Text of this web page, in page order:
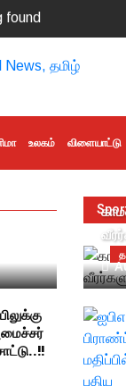
found
உலகம் விளையாட்டு